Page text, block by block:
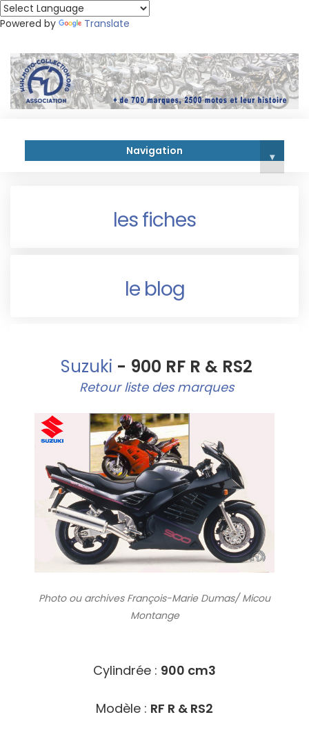
Powered by Translate
Navigation ▾
les fiches
le blog
Suzuki - 900 RF R & RS2
Retour liste des marques
Photo ou archivesFrançois-Marie Dumas/ Micou
Montange
Cylindrée : 900 cm3
Modèle : RF R & RS2